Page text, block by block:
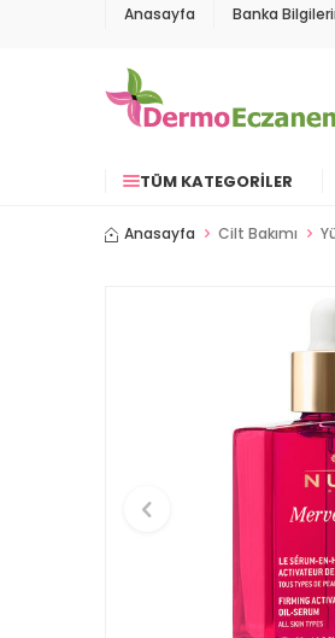
Anasayfa Banka
TÜM KATEGORILER
Anasayfa Cilt Bakımı